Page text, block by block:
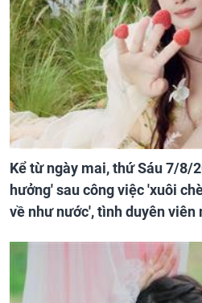
Kể từ ngày mai, thứ Sáu 7/8/
hưởng' sau công việc 'xuôi
về như nước', tình duyên viên